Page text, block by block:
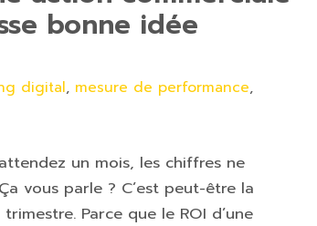
bonne idée
digital, mesure de performance,
un mois, les chiffres ne
vous parle ? C’est peut-être la
Parce que le ROI d’une